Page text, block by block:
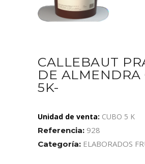
CALLEBAUT
DE ALMENDRA
5K-
Unidad de venta: CUBO 5 K
Referencia: 928
Categoría: ELABORADOS